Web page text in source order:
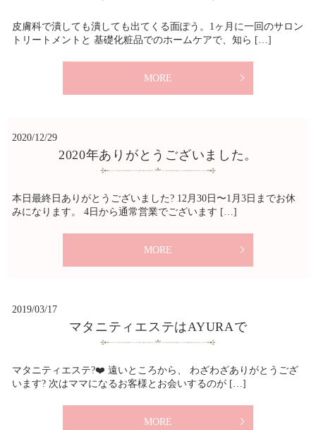
皮膚科で潰しても潰しても出てくる面ぽう。1ヶ月に一回のサロン
トリートメントと 基礎化粧品でのホームケアで、知ら […]
MORE
2020/12/29
2020年ありがとうございました。
本日最終日ありがとうございました? 12月30日〜1月3日までお休
みになります。 4日から通常営業でございます […]
MORE
2019/03/17
マタニティエステはAYURAで
マタニティエステ?❤️ 遠いところから、 わざわざありがとうござ
います? 次はママになるお客様とお会いするのが […]
MORE